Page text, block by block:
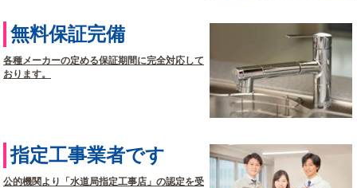
無料保証完備
各種メーカーの定める保証期間に完全対応して
おります。
指定工事業者です
公的機関より「水道局指定工事店」の認定を受